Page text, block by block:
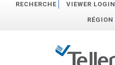
RECHERCHE VIEWER LOGIN
RÉGION